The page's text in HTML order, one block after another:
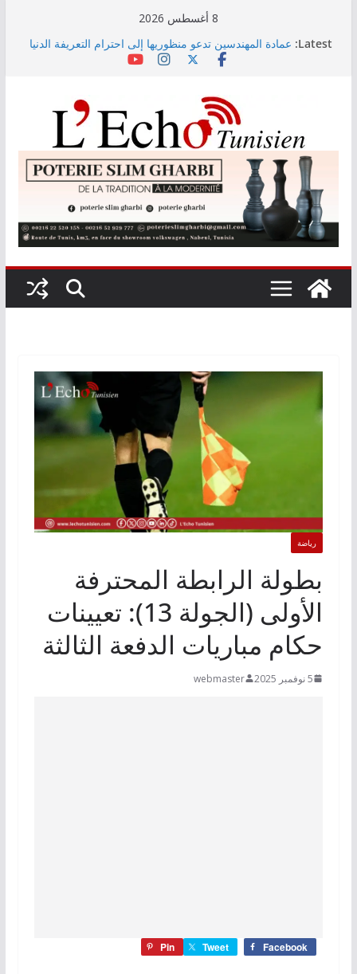
8 أغسطس 2026
Latest: عمادة المهندسين تدعو منظوريها إلى احترام التعريفة الدنيا
أمين بودشارت يلتقي جمهور بنزرت في تجربة موسيقية
استثنائية تجمع الفنان بالجمهور
بالمائة إلى موفى ماي 2026
اختيار معهد باستور مركزا إقليميا لشمال إفريقيا في مراقبة
مياه الصرف الصحي والبيئة
رياضة
بطولة الرابطة المحترفة
الأولى (الجولة 13): تعيينات
حكام مباريات الدفعة الثالثة
5 نوفمبر 2025 webmaster
Facebook
Tweet
Pin